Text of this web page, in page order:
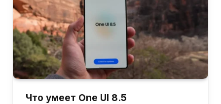
Что умеет One UI 8.5